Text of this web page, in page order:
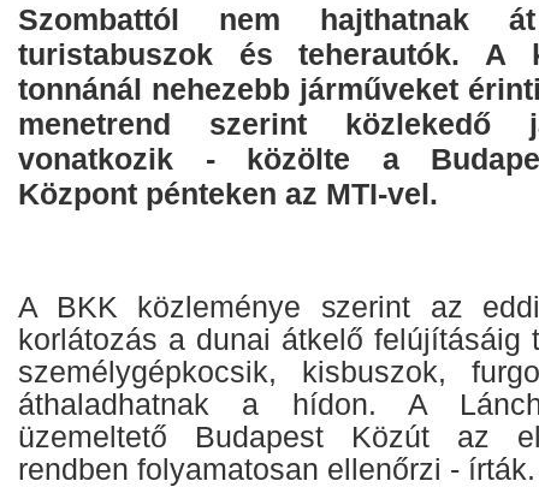
Szombattól nem hajthatnak
turistabuszok és teherautók. A
tonnánál nehezebb járműveket
menetrend szerint közlekedő
vonatkozik - közölte a
Központ pénteken az MTI-vel.
A BKK közleménye szerint az
korlátozás a dunai átkelő felújításáig
személygépkocsik, kisbuszok,
áthaladhatnak a hídon. A
üzemeltető Budapest Közút az
rendben folyamatosan ellenőrzi - írták.